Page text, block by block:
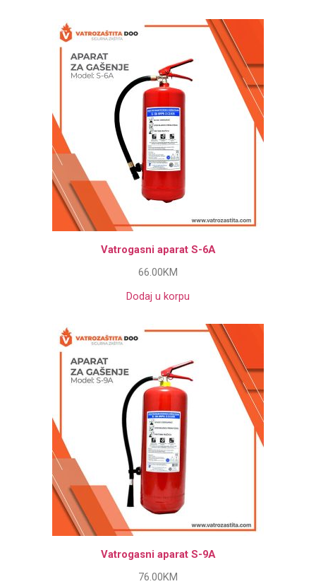
Vatrogasni aparat S-6A
66.00KM
Dodaj u korpu
Vatrogasni aparat S-9A
76.00KM